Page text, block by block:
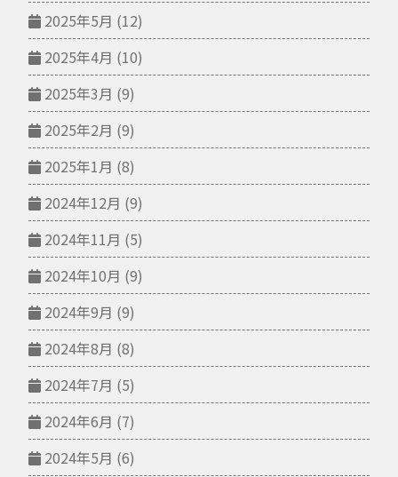
2025年5月 (12)
2025年4月 (10)
2025年3月 (9)
2025年2月 (9)
2025年1月 (8)
2024年12月 (9)
2024年11月 (5)
2024年10月 (9)
2024年9月 (9)
2024年8月 (8)
2024年7月 (5)
2024年6月 (7)
2024年5月 (6)